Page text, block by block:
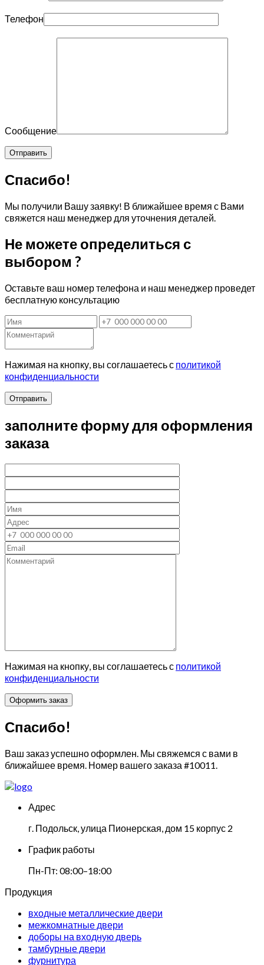
Телефон
Сообщение
Спасибо!
Мы получили Вашу заявку! В ближайшее время с Вами
свяжется наш менеджер для уточнения деталей.
Не можете определиться с
выбором ?
Оставьте ваш номер телефона и наш менеджер проведет
бесплатную консультацию
Нажимая на кнопку, вы соглашаетесь с политикой
конфиденциальности
Отправить
заполните форму для оформления
заказа
Нажимая на кнопку, вы соглашаетесь с политикой
конфиденциальности
Спасибо!
Ваш заказ успешно оформлен. Мы свяжемся с вами в
ближайшее время. Номер вашего заказа #10011.
Адрес
г. Подольск, улица Пионерская, дом 15 корпус 2
График работы
Пн-Пт: 08:00–18:00
Продукция
входные металлические двери
межкомнатные двери
доборы на входную дверь
тамбурные двери
фурнитура